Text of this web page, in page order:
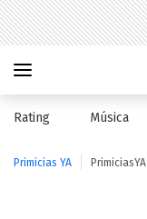
Rating Música
Primicias YA PrimiciasYA